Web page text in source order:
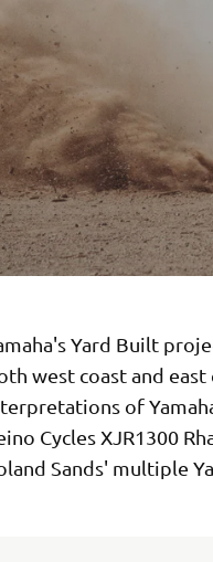
Yard Built
west coast and
of
Cycles XJR1300
Sands' multiple